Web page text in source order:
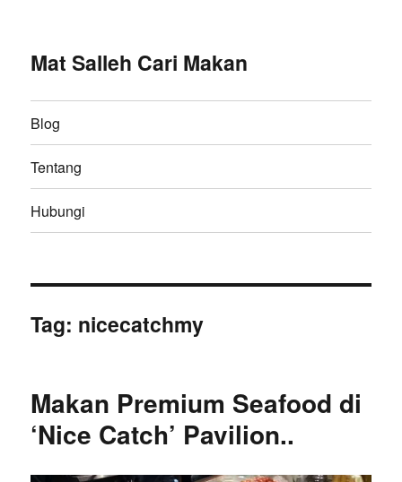
Mat Salleh Cari Makan
Blog
Tentang
Hubungi
Tag: nicecatchmy
Makan Premium Seafood di
‘Nice Catch’ Pavilion..